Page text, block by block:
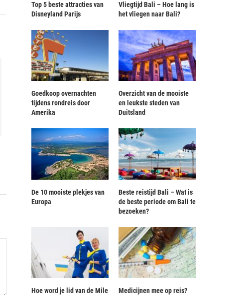
Bijna geredde man overlijdt alsnog na
aanval haai
Russische piloten voorkomen
ternauwernood vliegramp
Top 5 beste attracties van
Disneyland Parijs
Vliegtijd Bali – Hoe lang is
het vliegen naar Bali?
Goedkoop overnachten
tijdens rondreis door
Amerika
Overzicht van de mooiste
en leukste steden van
Duitsland
De 10 mooiste plekjes van
Europa
Beste reistijd Bali – Wat is
de beste periode om Bali te
bezoeken?
Hoe word je lid van de Mile
Medicijnen mee op reis?